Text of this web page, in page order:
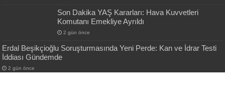
Son Dakika YAŞ Kararları: Hava Kuvvetleri
Komutanı Emekliye Ayrıldı
2 gün önce
Erdal Beşikçioğlu Soruşturmasında Yeni Perde: Kan ve İdrar Testi
İddiası Gündemde
2 gün önce